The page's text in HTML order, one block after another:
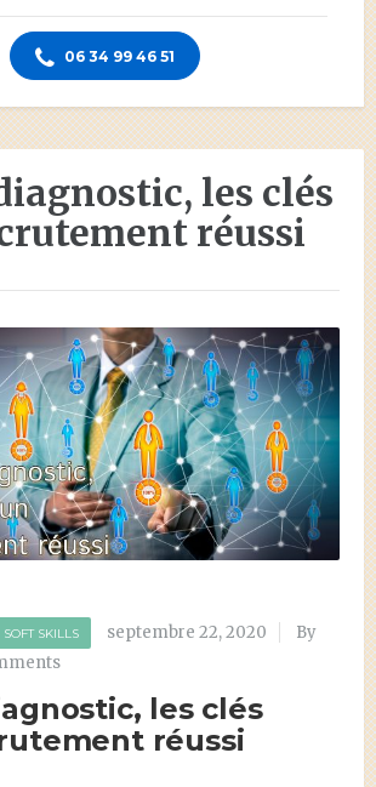
06 34 99 46 51
les clés
réussi
SOFT SKILLS septembre 22, 2020
By
les clés
réussi